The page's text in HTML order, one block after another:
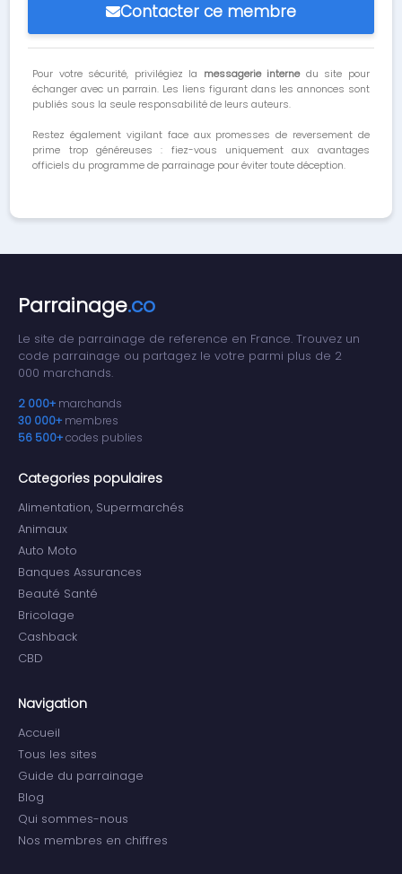
Contacter ce membre
Pour votre sécurité, privilégiez la messagerie internedu site pour
échanger avec un parrain. Les liens figurant dans les annonces sont
publiés sous la seule responsabilité de leurs auteurs.
Restez également vigilant face aux promesses de reversement de
prime trop généreuses : fiez-vous uniquement aux avantages
officiels du programme de parrainage pour éviter toute déception.
Parrainage.co
Le site de parrainage de reference en France. Trouvez un
code parrainage ou partagez le votre parmi plus de 2
000 marchands.
2 000+ marchands
30 000+ membres
56 500+codes publies
Categories populaires
Alimentation, Supermarchés
Animaux
Auto Moto
Banques Assurances
Beauté Santé
Bricolage
Cashback
CBD
Navigation
Accueil
Tous les sites
Guide du parrainage
Blog
Qui sommes-nous
Nos membres en chiffres